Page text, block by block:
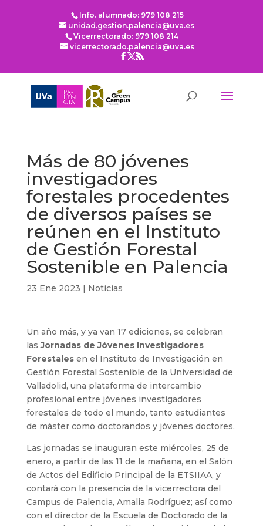
Info. alumnado: 979 108 215
unidad.gestion.palencia@uva.es
Vicerrectorado: 979 108 214
vicerrectorado.palencia@uva.es
Más de 80 jóvenes
investigadores
forestales procedentes
de diversos países se
reúnen en el Instituto
de Gestión Forestal
Sostenible en Palencia
23 Ene 2023 | Noticias
Un año más, y ya van 17 ediciones, se celebran
lasJornadas de Jóvenes Investigadores
Forestales en el Instituto de Investigación en
Gestión Forestal Sostenible de la Universidad de
Valladolid, una plataforma de intercambio
profesional entre jóvenes investigadores
forestales de todo el mundo, tanto estudiantes
de máster como doctorandos y jóvenes doctores.
Las jornadas se inauguran este miércoles, 25 de
enero, a partir de las 11 de la mañana, en el Salón
de Actos del Edificio Principal de la ETSIIAA, y
contará con la presencia de la vicerrectora del
Campus de Palencia, Amalia Rodríguez; así como
con el director de la Escuela de Doctorado de la